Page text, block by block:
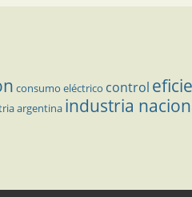
consumo eléctrico control
argentina industria